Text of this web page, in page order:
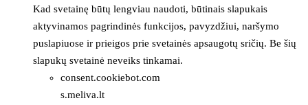
Kad svetainę būtų lengviau naudoti, būtinais slapukais
aktyvinamos pagrindinės funkcijos, pavyzdžiui, naršymo
puslapiuose ir prieigos prie svetainės apsaugotų sričių. Be šių
slapukų svetainė neveiks tinkamai.
consent.cookiebot.com
s.meliva.lt